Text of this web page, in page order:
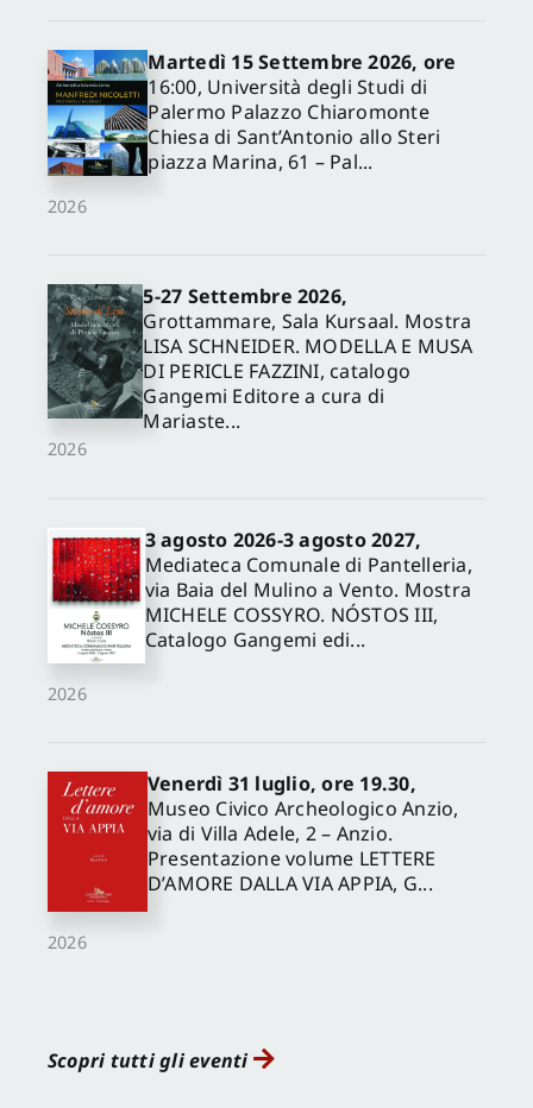
2026
Martedì 15 Settembre 2026, ore
16:00, Università degli Studi di
Palermo Palazzo Chiaromonte
Chiesa di Sant’Antonio allo Steri
piazza Marina, 61 – Pal...
2026
5-27 Settembre 2026,
Grottammare, Sala Kursaal. Mostra
LISA SCHNEIDER. MODELLA E MUSA
DI PERICLE FAZZINI, catalogo
Gangemi Editore a cura di
Mariaste...
2026
3 agosto 2026-3 agosto 2027,
Mediateca Comunale di Pantelleria,
via Baia del Mulino a Vento. Mostra
MICHELE COSSYRO. NÓSTOS III,
Catalogo Gangemi edi...
2026
Venerdì 31 luglio, ore 19.30,
Museo Civico Archeologico Anzio,
via di Villa Adele, 2 – Anzio.
Presentazione volume LETTERE
D’AMORE DALLA VIA APPIA, G...
Scopri tutti gli eventi